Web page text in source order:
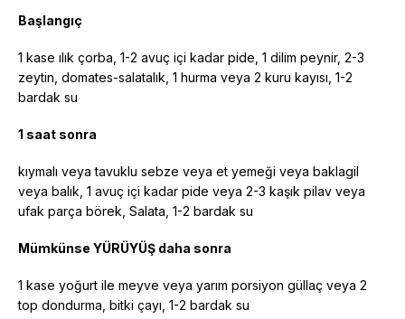
Başlangıç
1 kase ılık çorba, 1-2 avuç içi kadar pide, 1 dilim peynir, 2-3
zeytin, domates-salatalık, 1 hurma veya 2 kuru kayısı, 1-2
bardak su
1 saat sonra
kıymalı veya tavuklu sebze veya et yemeği veya baklagil
veya balık, 1 avuç içi kadar pide veya 2-3 kaşık pilav veya
ufak parça börek, Salata, 1-2 bardak su
Mümkünse YÜRÜYÜŞ daha sonra
1 kase yoğurt ile meyve veya yarım porsiyon güllaç veya 2
top dondurma, bitki çayı, 1-2 bardak su